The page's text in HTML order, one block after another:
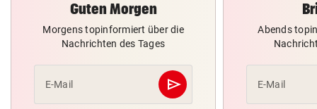
Guten Morgen
Morgens topinformiert über die
Nachrichten des Tages
E-Mail send
Abschicken
Abends
E-Mail